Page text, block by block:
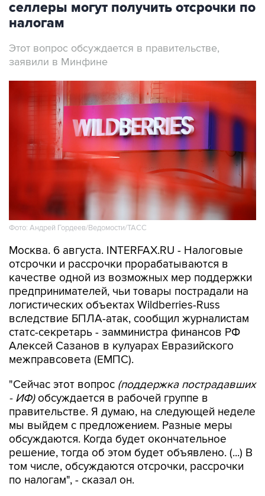
селлеры могут получить отсрочки по
налогам
Этот вопрос обсуждается в правительстве,
заявили в Минфине
Фото: Андрей Гордеев/Ведомости/ТАСС
Москва. 6 августа. INTERFAX.RU - Налоговые
отсрочки и рассрочки прорабатываются в
качестве одной из возможных мер поддержки
предпринимателей, чьи товары пострадали на
логистических объектах Wildberries-Russ
вследствие БПЛА-атак, сообщил журналистам
статс-секретарь - замминистра финансов РФ
Алексей Сазанов в кулуарах Евразийского
межправсовета (ЕМПС).
"Сейчас этот вопрос (поддержка пострадавших
- ИФ)обсуждается в рабочей группе в
правительстве. Я думаю, на следующей неделе
мы выйдем с предложением. Разные меры
обсуждаются. Когда будет окончательное
решение, тогда об этом будет объявлено. (...) В
том числе, обсуждаются отсрочки, рассрочки
по налогам", - сказал он.